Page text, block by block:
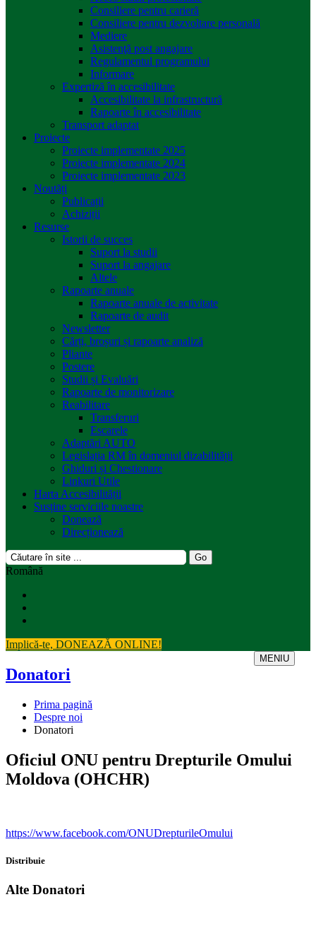
Consiliere pentru carieră
Consiliere pentru dezvoltare personală
Mediere
Asistenţă post angajare
Regulamentul programului
Informare
Expertiză în accesibilitate
Accesibilitate la infrastructură
Rapoarte în accesibilitate
Transport adaptat
Proiecte
Proiecte implementate 2025
Proiecte implementate 2024
Proiecte implementate 2023
Noutăți
Publicații
Achiziții
Resurse
Istorii de succes
Suport la studii
Suport la angajare
Altele
Rapoarte anuale
Rapoarte anuale de activitate
Rapoarte de audit
Newsletter
Cărți, broșuri și rapoarte analiză
Pliante
Postere
Studii și Evaluări
Rapoarte de monitorizare
Reabilitare
Transferuri
Escarele
Adaptări AUTO
Legislația RM în domeniul dizabilității
Ghiduri și Chestionare
Linkuri Utile
Harta Accesibilității
Susține serviciile noastre
Donează
Direcționează
Română
Implică-te, DONEAZĂ ONLINE!
MENIU
Donatori
Prima pagină
Despre noi
Donatori
Oficiul ONU pentru Drepturile Omului
Moldova (OHCHR)
https://www.facebook.com/ONUDrepturileOmului
Distribuie
Alte Donatori